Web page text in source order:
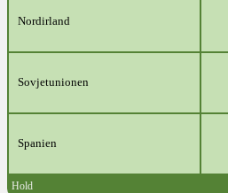
Nordirland
Sovjetunionen
Spanien
Hold